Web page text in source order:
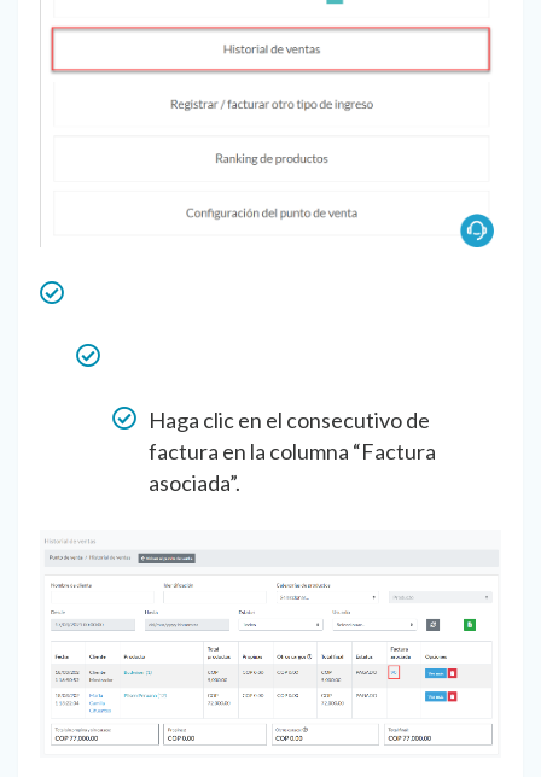
Haga clic en el consecutivo de
factura en la columna “Factura
asociada”.